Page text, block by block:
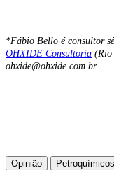
*Fábio Bello é consultor
OHXIDE Consultoria (Rio
ohxide@ohxide.com.br
Opinião Petroquímicos